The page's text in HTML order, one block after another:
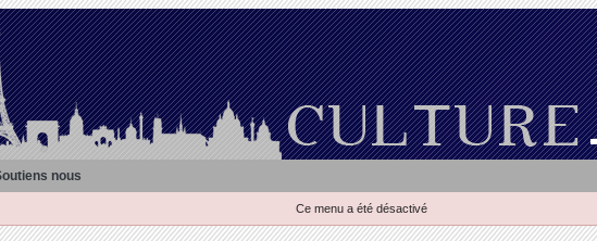
nous
Ce menu a été désactivé